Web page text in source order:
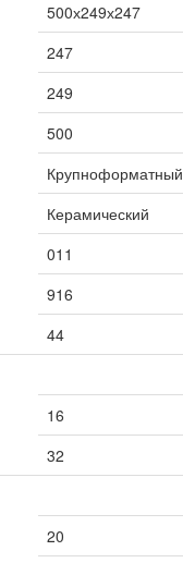
500х249х247
247
249
500
Крупноформатный
Керамический
011
916
44
16
32
20